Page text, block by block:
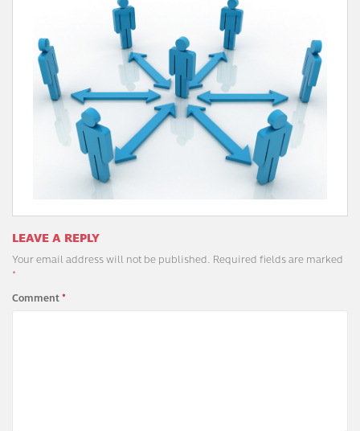
LEAVE A REPLY
Your email address will not be published. Required fields are marked
*
Comment*